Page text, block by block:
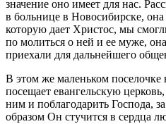
значение оно имеет для нас.
в больнице в Новосибирске, она
которую дает Христос, мы
по молиться о ней и ее муже,
приехали для дальнейшего
В этом же маленьком
посещает евангельскую
ним и поблагодарить Господа,
образом Он стучится в сердца